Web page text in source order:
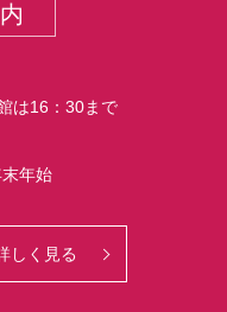
は16：30まで
年始
しく見る